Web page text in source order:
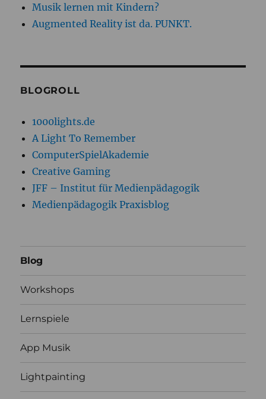
Musik lernen mit Kindern?
Augmented Reality ist da. PUNKT.
BLOGROLL
1000lights.de
A Light To Remember
ComputerSpielAkademie
Creative Gaming
JFF – Institut für Medienpädagogik
Medienpädagogik Praxisblog
Blog
Workshops
Lernspiele
App Musik
Lightpainting